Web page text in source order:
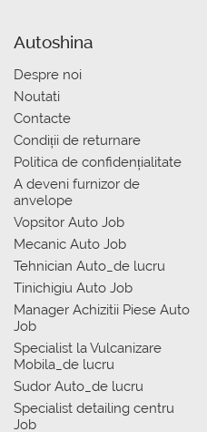
Autoshina
Despre noi
Noutati
Contacte
Condiții de returnare
Politica de confidențialitate
A deveni furnizor de
anvelope
Vopsitor Auto Job
Mecanic Auto Job
Tehnician Auto_de lucru
Tinichigiu Auto Job
Manager Achizitii Piese Auto
Job
Specialist la Vulcanizare
Mobila_de lucru
Sudor Auto_de lucru
Specialist detailing centru
Job